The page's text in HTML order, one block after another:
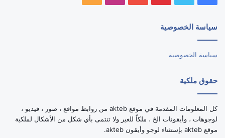
سياسة الخصوصية
سياسة الخصوصية
حقوق ملكية
كل المعلومات المقدمة في موقع akteb من روابط مواقع ، صور ، فيديو ،
لوجوهات ، وأيقونات الخ ، ملكاً للغير ولا تنتمى بأي شكل من الأشكال لملكية
موقع akteb بإستثناء لوجو وأيقون akteb.